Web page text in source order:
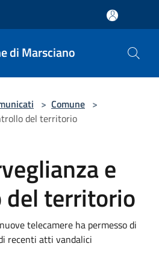
di Marsciano
> Comune >
del territorio
e
territorio
telecamere ha permesso di
recenti atti vandalici